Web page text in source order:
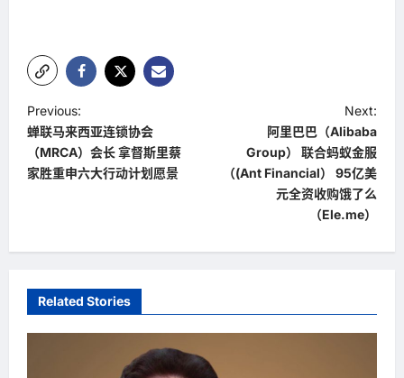
P
o
s
a
g
Previous:
蝉联马来西亚连锁协会
（MRCA）会长 拿督斯里蔡
家胜重申六大行动计划愿景
Next:
阿里巴巴（Alibaba
Group） 联合蚂蚁金服
（(Ant Financial） 95亿美
元全资收购饿了么
（Ele.me）
Related Stories